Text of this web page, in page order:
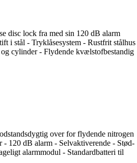
disc lock fra med sin 120 dB alarm
i stål - Tryklåsesystem - Rustfrit stålhus
cylinder - Flydende kvælstofbestandig
over for flydende nitrogen
120 dB alarm - Selvaktiverende - Stød-
alarmmodul - Standardbatteri til